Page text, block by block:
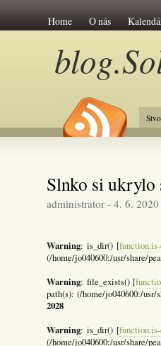
Home O nás
Slnko si ukrylo
administrator - 4. 6. 2020
Warning: is_dir() [
(/home/jo040600:/usr/share/
Warning: file_exists() [
path(s): (/home/jo040600:/
2028
Warning: is_dir() [
(/home/jo040600:/usr/share/